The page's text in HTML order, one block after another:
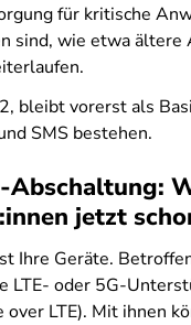
für kritische
sind, wie etwa ältere
bleibt vorerst als
SMS bestehen.
Abschaltung:
jetzt
Ihre Geräte.
LTE- oder 5G-
over LTE). Mit ihnen